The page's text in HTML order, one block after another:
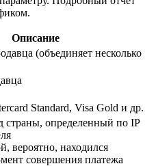
Описание
(объединяет несколько
Standard, Visa Gold и др.
страны, определенный по IP
вероятно, находился
совершения платежа